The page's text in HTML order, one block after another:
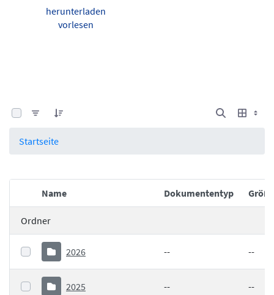
herunterladen
vorlesen
0 von 25 Elemente ausgewählt
Startseite
Elementauswahl
Name Dokumententyp Größe
Ordner
2026 -- --
2025 -- --